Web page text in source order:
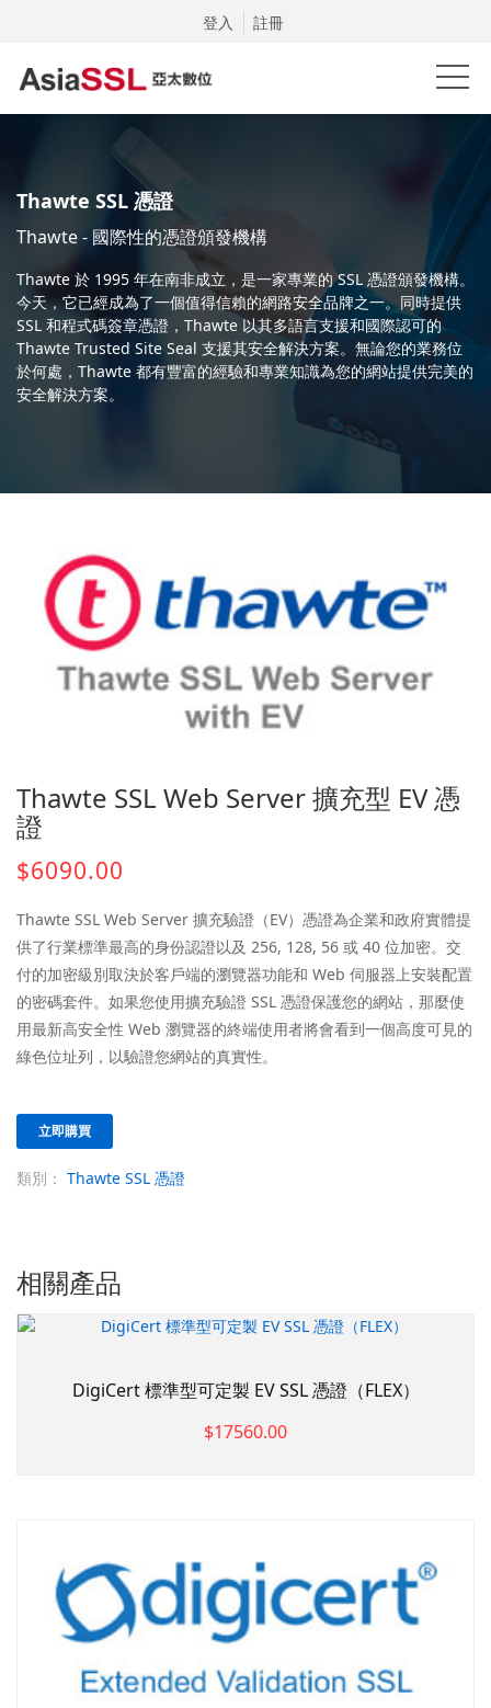
登入 註冊
Thawte SSL 憑證
Thawte - 國際性的憑證頒發機構
Thawte 於 1995 年在南非成立，是一家專業的 SSL 憑證頒發機構。
今天，它已經成為了一個值得信賴的網路安全品牌之一。同時提供
SSL 和程式碼簽章憑證，Thawte 以其多語言支援和國際認可的
Thawte Trusted Site Seal 支援其安全解決方案。無論您的業務位
於何處，Thawte 都有豐富的經驗和專業知識為您的網站提供完美的
安全解決方案。
Thawte SSL Web Server 擴充型 EV 憑
證
$6090.00
Thawte SSL Web Server 擴充驗證（EV）憑證為企業和政府實體提
供了行業標準最高的身份認證以及 256, 128, 56 或 40 位加密。交
付的加密級別取決於客戶端的瀏覽器功能和 Web 伺服器上安裝配置
的密碼套件。如果您使用擴充驗證 SSL 憑證保護您的網站，那麼使
用最新高安全性 Web 瀏覽器的終端使用者將會看到一個高度可見的
綠色位址列，以驗證您網站的真實性。
立即購買
類別： Thawte SSL 憑證
相關產品
DigiCert 標準型可定製 EV SSL 憑證（FLEX）
$17560.00